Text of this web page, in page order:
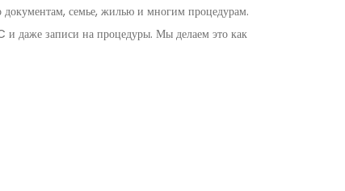
семье, жилью и многим процедурам.
даже записи на процедуры. Мы делаем это как